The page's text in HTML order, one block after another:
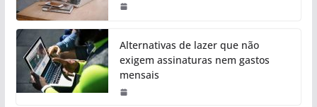
Alternativas de lazer que não
exigem assinaturas nem gastos
mensais